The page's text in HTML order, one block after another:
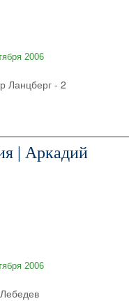
2006
Ланцберг - 2
| Аркадий
2006